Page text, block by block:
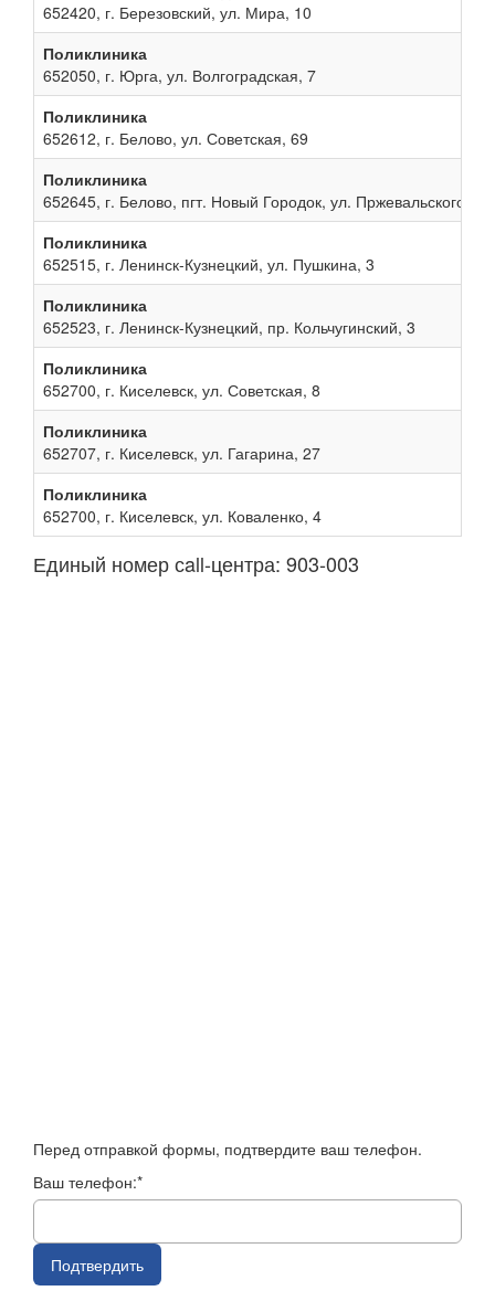
652420, г. Березовский, ул. Мира, 10
Поликлиника
652050, г. Юрга, ул. Волгоградская, 7
Поликлиника
652612, г. Белово, ул. Советская, 69
Поликлиника
652645, г. Белово, пгт. Новый Городок, ул. Пржевальского, 13
Поликлиника
652515, г. Ленинск-Кузнецкий, ул. Пушкина, 3
Поликлиника
652523, г. Ленинск-Кузнецкий, пр. Кольчугинский, 3
Поликлиника
652700, г. Киселевск, ул. Советская, 8
Поликлиника
652707, г. Киселевск, ул. Гагарина, 27
Поликлиника
652700, г. Киселевск, ул. Коваленко, 4
Единый номер сall-центра: 903-003
Перед отправкой формы, подтвердите ваш телефон.
Ваш телефон:*
Подтвердить